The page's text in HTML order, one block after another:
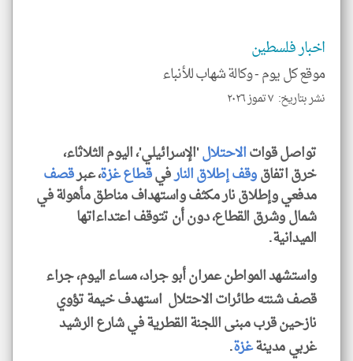
اخبار فلسطين
موقع كل يوم -وكالة شهاب للأنباء
نشر بتاريخ: ٧ تموز ٢٠٢٦
تواصل قواتالاحتلال'الإسرائيلي'، اليوم الثلاثاء،
خرق اتفاقوقف إطلاق النارفيقطاع غزة، عبرقصف
مدفعي وإطلاق نار مكثف واستهداف مناطق مأهولة في
شمال وشرق القطاع، دون أن تتوقف اعتداءاتها
الميدانية.
واستشهد المواطن عمران أبو جراد، مساء اليوم، جراء
قصف شنته طائرات الاحتلال استهدف خيمة تؤوي
نازحين قرب مبنى اللجنة القطرية في شارع الرشيد
غربي مدينةغزة.
klyoum.com